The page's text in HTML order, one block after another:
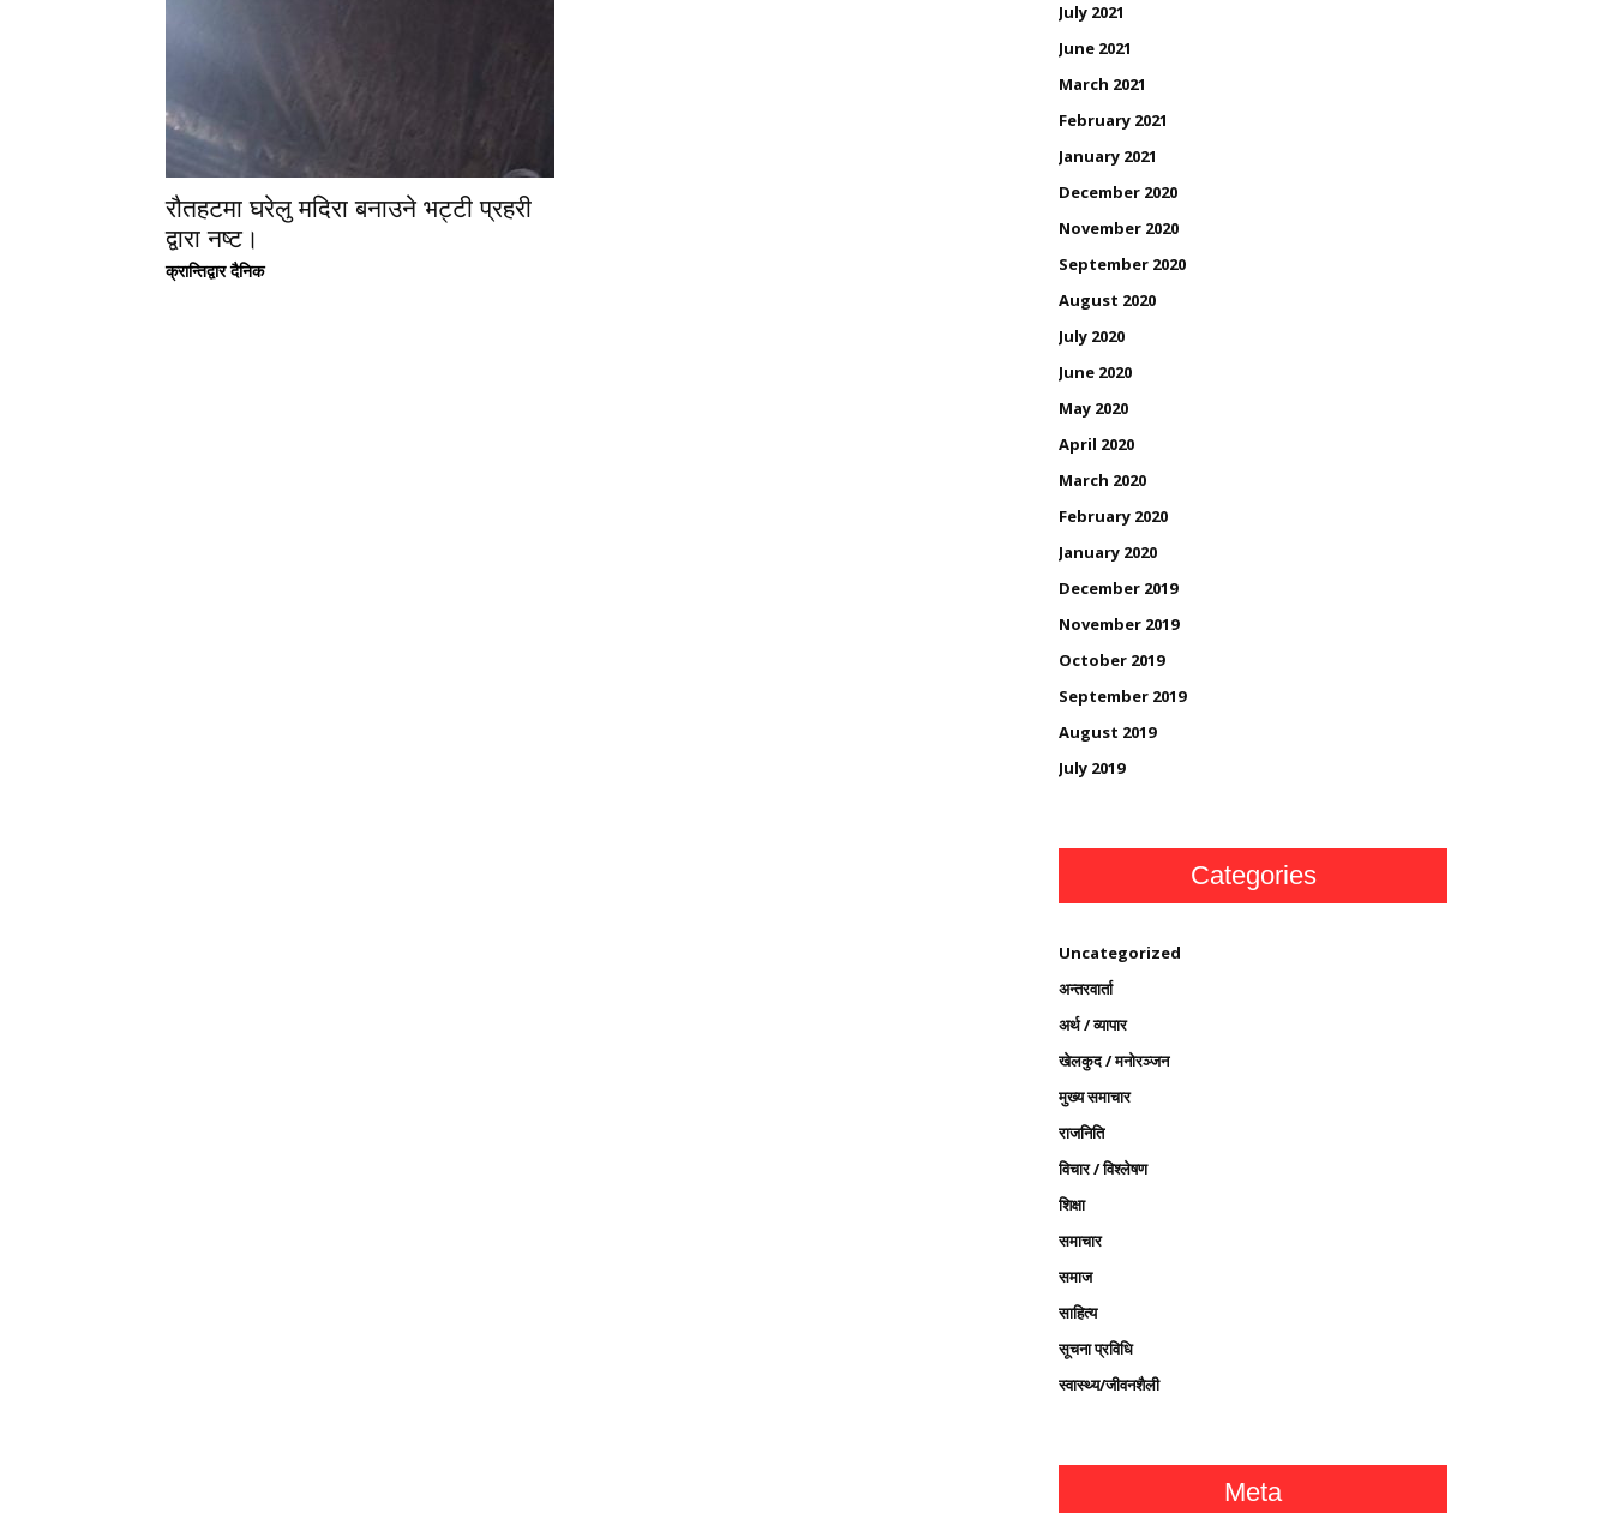
रौतहटमा घरेलु मदिरा बनाउने भट्टी प्रहरी
द्वारा नष्ट।
क्रान्तिद्वार दैनिक
July 2021
June 2021
March 2021
February 2021
January 2021
December 2020
November 2020
September 2020
August 2020
July 2020
June 2020
May 2020
April 2020
March 2020
February 2020
January 2020
December 2019
November 2019
October 2019
September 2019
August 2019
July 2019
Categories
Uncategorized
अन्तरवार्ता
अर्थ / व्यापार
खेलकुद / मनोरञ्जन
मुख्य समाचार
राजनिति
विचार / विश्लेषण
शिक्षा
समाचार
समाज
साहित्य
सूचना प्रविधि
स्वास्थ्य/जीवनशैली
Meta